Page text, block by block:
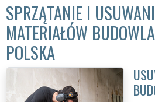
SPRZĄTANIE I
MATERIAŁÓW
POLSKA